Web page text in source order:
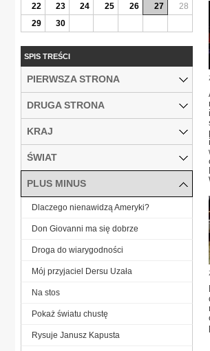
22
23 24 25 26 27
28
29
30
SPIS TREŚCI
PIERWSZA STRONA
DRUGA STRONA
KRAJ
ŚWIAT
PLUS MINUS
Dlaczego nienawidzą Ameryki?
Don Giovanni ma się dobrze
Droga do wiarygodności
Mój przyjaciel Dersu Uzała
Na stos
Pokaż światu chustę
Rysuje Janusz Kapusta